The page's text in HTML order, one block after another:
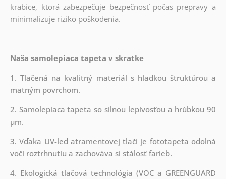
krabice, ktorá zabezpečuje bezpečnosť počas prepravy a
minimalizuje riziko poškodenia.
Naša samolepiaca tapeta v skratke
1. Tlačená na kvalitný materiál s hladkou štruktúrou a
matným povrchom.
2. Samolepiaca tapeta so silnou lepivosťou a hrúbkou 90
µm.
3. Vďaka UV-led atramentovej tlači je fototapeta odolná
voči roztrhnutiu a zachováva si stálosť farieb.
4. Ekologická tlačová technológia (VOC a GREENGUARD